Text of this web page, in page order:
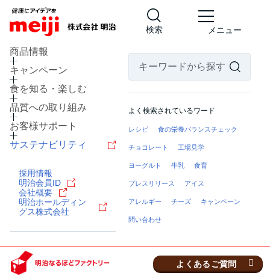
検索 メニュー
商品情報
キャンペーン
食を知る・楽しむ
品質への取り組み
お客様サポート
サステナビリティ
採用情報
明治会員ID
会社概要
明治ホールディン
グス株式会社
よく検索されているワード
レシピ 食の栄養バランスチェック
チョコレート 工場見学
ヨーグルト 牛乳 食育
プレスリリース アイス
アレルギー チーズ キャンペーン
問い合わせ
よくあるご質問
明治なるほどファクトリー
見学予約・お問い合わせ